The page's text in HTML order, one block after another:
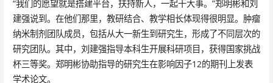
“我们的愿望就是搭建平台，扶持新人，一起干大事。”郑明彬和刘
建强说到。在他们那里，教研结合、教学相长体现得很明显。肿瘤
纳米制剂团队成员，包括从大一新生到研究生，形成了不同层次的
研究团队。其中，刘建强指导本科生开展科研项目，获得国家挑战
杯三等奖。郑明彬协助指导的研究生在影响因子12的期刊上发表
学术论文。